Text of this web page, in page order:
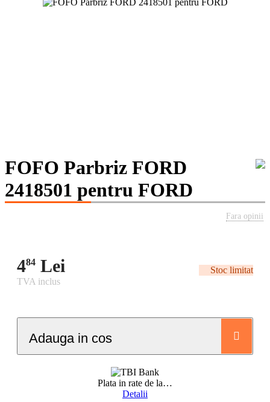
FOFO Parbriz FORD
2418501 pentru FORD
Fara opinii
484 Lei
Stoc limitat
TVA inclus
Adauga in cos
Plata in rate de la…
Detalii